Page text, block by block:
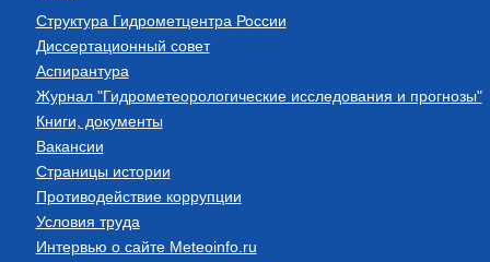
Структура Гидрометцентра России
Диссертационный совет
Аспирантура
Журнал "Гидрометеорологические исследования и прогнозы"
Книги, документы
Вакансии
Страницы истории
Противодействие коррупции
Условия труда
Интервью о сайте Meteoinfo.ru